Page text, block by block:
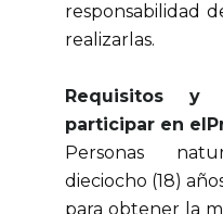
responsabilidad
realizarlas.
Requisitos y
participar en
Personas
dieciocho (18)
para obtener la